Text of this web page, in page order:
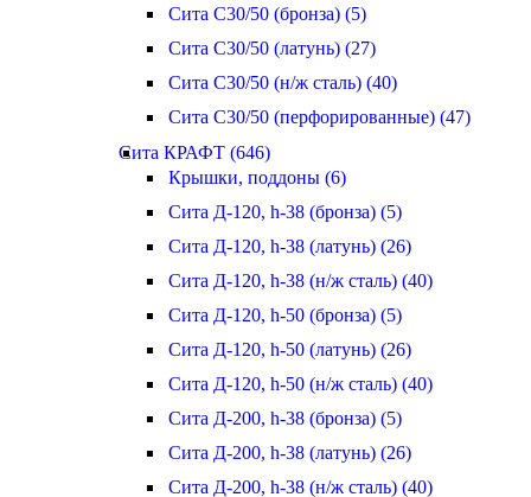
Сита С30/50 (бронза) (5)
Сита С30/50 (латунь) (27)
Сита С30/50 (н/ж сталь) (40)
Сита С30/50 (перфорированные) (47)
Сита КРАФТ (646)
Крышки, поддоны (6)
Сита Д-120, h-38 (бронза) (5)
Сита Д-120, h-38 (латунь) (26)
Сита Д-120, h-38 (н/ж сталь) (40)
Сита Д-120, h-50 (бронза) (5)
Сита Д-120, h-50 (латунь) (26)
Сита Д-120, h-50 (н/ж сталь) (40)
Сита Д-200, h-38 (бронза) (5)
Сита Д-200, h-38 (латунь) (26)
Сита Д-200, h-38 (н/ж сталь) (40)